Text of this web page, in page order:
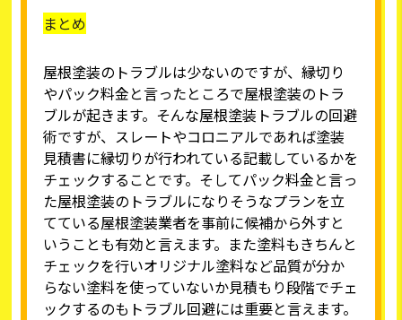
まとめ
屋根塗装のトラブルは少ないのですが、縁切り
やパック料金と言ったところで屋根塗装のトラ
ブルが起きます。そんな屋根塗装トラブルの回避
術ですが、スレートやコロニアルであれば塗装
見積書に縁切りが行われている記載しているかを
チェックすることです。そしてパック料金と言っ
た屋根塗装のトラブルになりそうなプランを立
てている屋根塗装業者を事前に候補から外すと
いうことも有効と言えます。また塗料もきちんと
チェックを行いオリジナル塗料など品質が分か
らない塗料を使っていないか見積もり段階でチェ
ックするのもトラブル回避には重要と言えます。